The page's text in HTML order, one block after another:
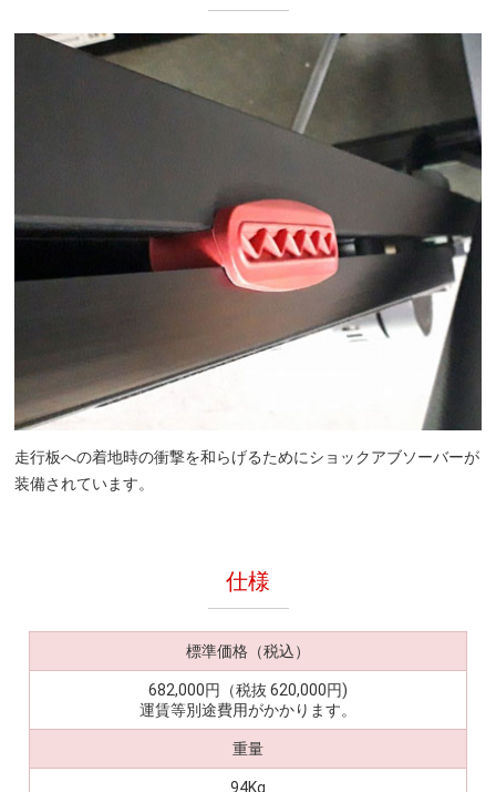
走行板への着地時の衝撃を和らげるためにショックアブソーバーが
装備されています。
仕様
標準価格（税込）
682,000円（税抜 620,000円)
運賃等別途費用がかかります。
重量
94Kg